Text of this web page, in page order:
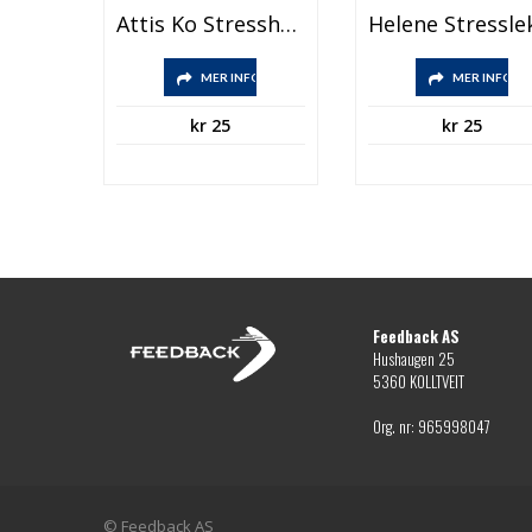
Attis Ko Stresshanterare
MER INFO
kr 25
MER INFO
kr25
Feedback AS
Hushaugen 25
5360 KOLLTVEIT
Org. nr: 965998047
© Feedback AS